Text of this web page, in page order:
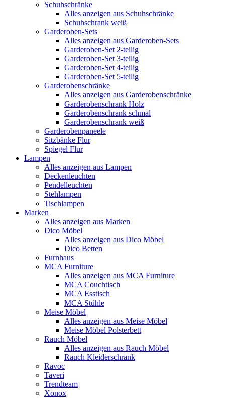
Schuhschränke
Alles anzeigen aus Schuhschränke
Schuhschrank weiß
Garderoben-Sets
Alles anzeigen aus Garderoben-Sets
Garderoben-Set 2-teilig
Garderoben-Set 3-teilig
Garderoben-Set 4-teilig
Garderoben-Set 5-teilig
Garderobenschränke
Alles anzeigen aus Garderobenschränke
Garderobenschrank Holz
Garderobenschrank schmal
Garderobenschrank weiß
Garderobenpaneele
Sitzbänke Flur
Spiegel Flur
Lampen
Alles anzeigen aus Lampen
Deckenleuchten
Pendelleuchten
Stehlampen
Tischlampen
Marken
Alles anzeigen aus Marken
Dico Möbel
Alles anzeigen aus Dico Möbel
Dico Betten
Furnhaus
MCA Furniture
Alles anzeigen aus MCA Furniture
MCA Couchtisch
MCA Esstisch
MCA Stühle
Meise Möbel
Alles anzeigen aus Meise Möbel
Meise Möbel Polsterbett
Rauch Möbel
Alles anzeigen aus Rauch Möbel
Rauch Kleiderschrank
Ravoc
Taveri
Trendteam
Xonox